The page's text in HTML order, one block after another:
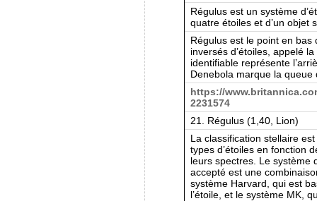
Régulus est un système
quatre étoiles et d’un objet
Régulus est le point en bas
inversés d’étoiles, appelé
identifiable représente
Denebola marque la queue
https://
2231574
21. Régulus (1,40, Lion)
La classification stellaire
types d’étoiles en fonction
leurs spectres. Le système
accepté est une
système Harvard, qui est
l’étoile, et le système MK,